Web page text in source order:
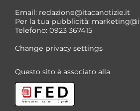
Email: redazione@itacanotizie.it
Per la tua pubblicità:
Telefono: 0923 367415
Change privacy settings
Questo sito è associato alla